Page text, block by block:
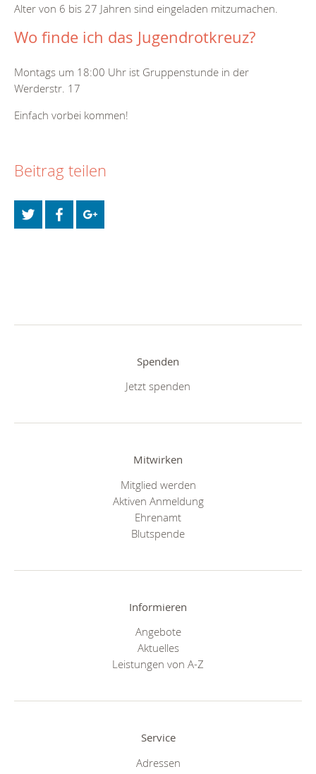
Alter von 6 bis 27 Jahren sind eingeladen mitzumachen.
Wo finde ich das Jugendrotkreuz?
Montags um 18:00 Uhr ist Gruppenstunde in der
Werderstr. 17
Einfach vorbei kommen!
Beitrag teilen
Spenden
Jetzt spenden
Mitwirken
Mitglied werden
Aktiven Anmeldung
Ehrenamt
Blutspende
Informieren
Angebote
Aktuelles
Leistungen von A-Z
Service
Adressen